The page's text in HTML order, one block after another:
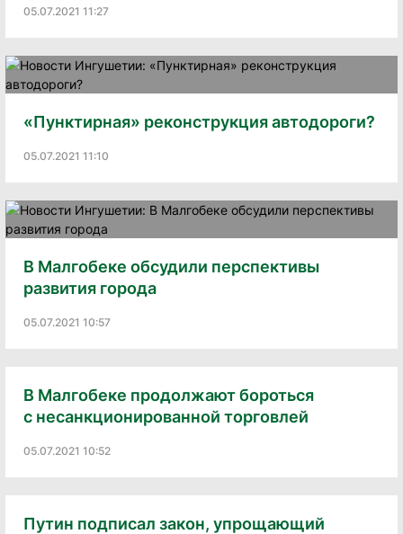
05.07.2021 11:27
«Пунктирная» реконструкция автодороги?
05.07.2021 11:10
В Малгобеке обсудили перспективы
развития города
05.07.2021 10:57
В Малгобеке продолжают бороться
с несанкционированной торговлей
05.07.2021 10:52
Путин подписал закон, упрощающий